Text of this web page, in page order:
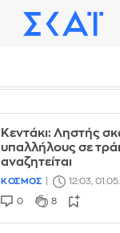
Κεντάκι: Ληστής
υπαλλήλους σε
αναζητείται
ΚΟΣΜΟΣ 12:03,
0 8